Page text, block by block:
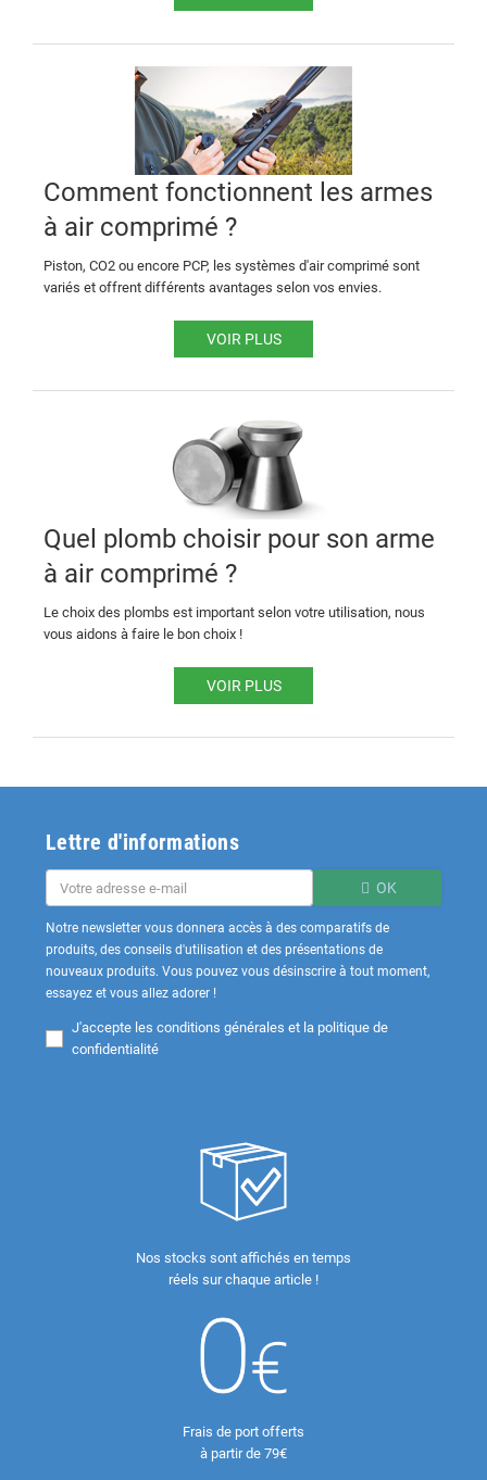
Comment fonctionnent les armes
à air comprimé ?
Piston, CO2 ou encore PCP, les systèmes d'air comprimé sont
variés et offrent différents avantages selon vos envies.
VOIR PLUS
Quel plomb choisir pour son arme
à air comprimé ?
Le choix des plombs est important selon votre utilisation, nous
vous aidons à faire le bon choix !
VOIR PLUS
Lettre d'informations
OK
Notre newsletter vous donnera accès à des comparatifs de
produits, des conseils d'utilisation et des présentations de
nouveaux produits. Vous pouvez vous désinscrire à tout moment,
essayez et vous allez adorer !
J'accepte les conditions générales et la politique de
confidentialité
Nos stocks sont affichés en temps
réels sur chaque article !
Frais de port offerts
à partir de 79€